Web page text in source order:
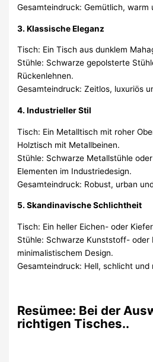
Gesamteindruck: Gemütlich, warm
3. Klassische Eleganz
Tisch: Ein Tisch aus dunklem
Stühle: Schwarze gepolsterte
Rückenlehnen.
Gesamteindruck: Zeitlos, luxuriös
4. Industrieller Stil
Tisch: Ein Metalltisch mit roher
Holztisch mit Metallbeinen.
Stühle: Schwarze Metallstühle
Elementen im Industriedesign.
Gesamteindruck: Robust, urban
5. Skandinavische Schlichtheit
Tisch: Ein heller Eichen- oder
Stühle: Schwarze Kunststoff- oder
minimalistischem Design.
Gesamteindruck: Hell, schlicht und
Resümee: Bei der
richtigen Tisches..